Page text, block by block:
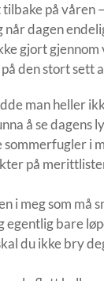
på
når dagen
gjort
den stort sett
man heller
å se
i
på
i meg som må
egentlig bare
du ikke bry